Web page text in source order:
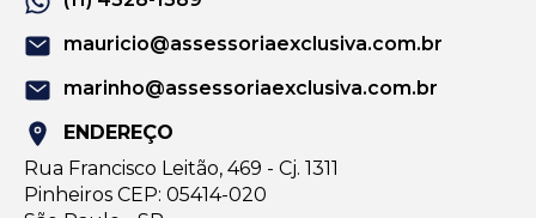
mauricio@assessoriaexclusiva.com.br
marinho@assessoriaexclusiva.com.br
ENDEREÇO
Rua Francisco Leitão, 469 - Cj. 1311
Pinheiros CEP: 05414-020